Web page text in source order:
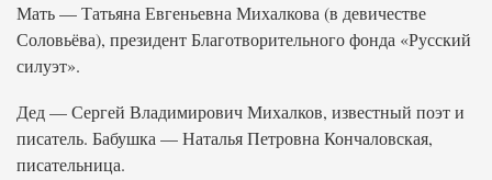
Мать — Татьяна Евгеньевна Михалкова (в девичестве
Соловьёва), президент Благотворительного фонда «Русский
силуэт».
Дед — Сергей Владимирович Михалков, известный поэт и
писатель. Бабушка — Наталья Петровна Кончаловская,
писательница.